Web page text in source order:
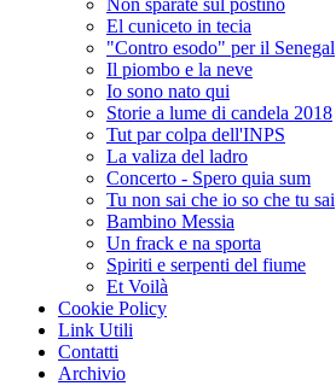
Non sparate sul postino
El cuniceto in tecia
"Contro esodo" per il Senegal
Il piombo e la neve
Io sono nato qui
Storie a lume di candela 2018
Tut par colpa dell'INPS
La valiza del ladro
Concerto - Spero quia sum
Tu non sai che io so che tu sai
Bambino Messia
Un frack e na sporta
Spiriti e serpenti del fiume
Et Voilà
Cookie Policy
Link Utili
Contatti
Archivio